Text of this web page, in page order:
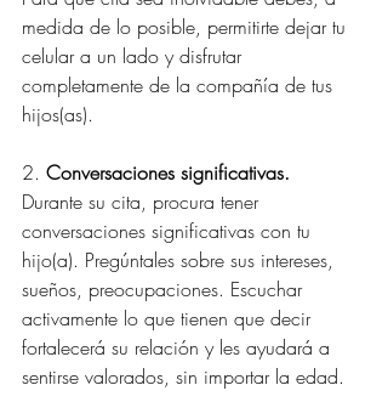
medida de lo posible, permitirte dejar tu
celular a un lado y disfrutar
completamente de la compañía de tus
hijos(as).
2. Conversaciones significativas.
Durante su cita, procura tener
conversaciones significativas con tu
hijo(a). Pregúntales sobre sus intereses,
sueños, preocupaciones. Escuchar
activamente lo que tienen que decir
fortalecerá su relación y les ayudará a
sentirse valorados, sin importar la edad.